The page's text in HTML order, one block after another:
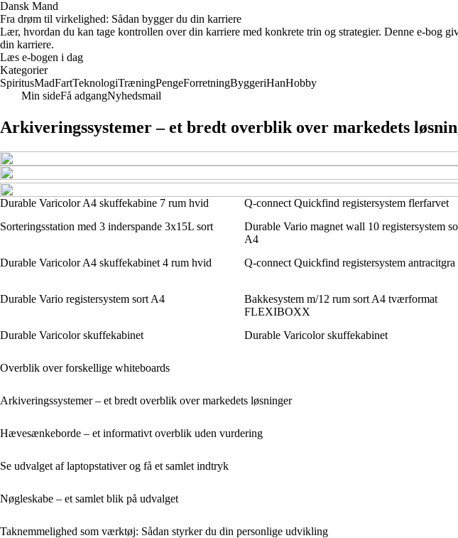
Dansk Mand
Fra drøm til virkelighed: Sådan bygger du din karriere
Lær, hvordan du kan tage kontrollen over din karriere med konkrete trin og strategier. Denne e-bog
din karriere.
Læs e-bogen i dag
Kategorier
SpiritusMadFartTeknologiTræningPengeForretningByggeriHanHobby
Min sideFå adgangNyhedsmail
Arkiveringssystemer – et bredt overblik over markedets
Durable Varicolor A4 skuffekabine 7 rum hvid Q-connect Quickfind registersystem flerfarvet
Sorteringsstation med 3 inderspande 3x15L sort
Durable Vario magnet wall 10 registersystem
A4
Durable Varicolor A4 skuffekabinet 4 rum hvid Q-connect Quickfind registersystem antracitgra
Durable Vario registersystem sort A4
Bakkesystem m/12 rum sort A4 tværformat
FLEXIBOXX
Durable Varicolor skuffekabinet Durable Varicolor skuffekabinet
Overblik over forskellige whiteboards
Arkiveringssystemer – et bredt overblik over markedets løsninger
Hævesænkeborde – et informativt overblik uden vurdering
Se udvalget af laptopstativer og få et samlet indtryk
Nøgleskabe – et samlet blik på udvalget
Taknemmelighed som værktøj: Sådan styrker du din personlige udvikling